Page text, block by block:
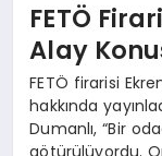
FETÖ
Alay
FETÖ firarisi
hakkında
Dumanlı, “Bir
götürülüyordu.